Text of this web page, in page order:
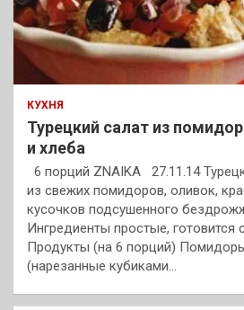
КУХНЯ
Турецкий салат из
и хлеба
6 порций ZNAIKA 27.11.14
из свежих помидоров, оливок,
кусочков подсушенного
Ингредиенты простые, готовится
Продукты (на 6 порций)
(нарезанные кубиками…